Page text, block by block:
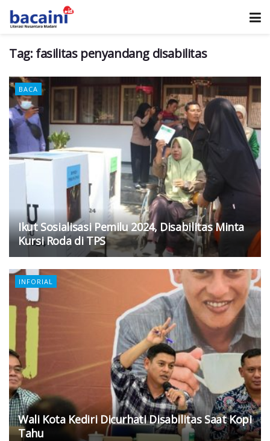
Tag: fasilitas penyandang disabilitas
BACA
Ikut Sosialisasi Pemilu 2024, Disabilitas Minta
Kursi Roda di TPS
INFORIAL
Wali Kota Kediri Dicurhati Disabilitas Saat Kopi
Tahu